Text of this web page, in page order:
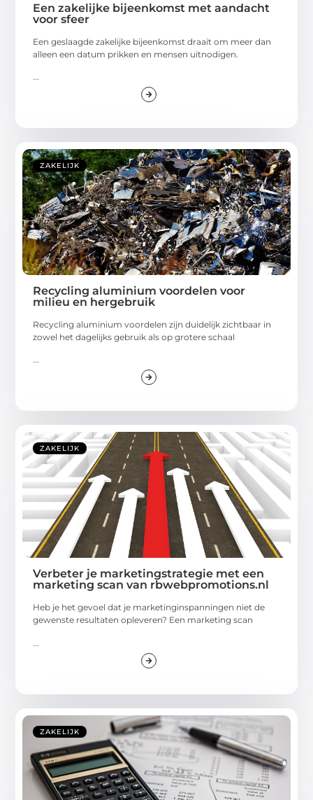
Een zakelijke bijeenkomst met aandacht
voor sfeer
Een geslaagde zakelijke bijeenkomst draait om meer dan
alleen een datum prikken en mensen uitnodigen.
ZAKELIJK
Recycling aluminium voordelen voor
milieu en hergebruik
Recycling aluminium voordelen zijn duidelijk zichtbaar in
zowel het dagelijks gebruik als op grotere schaal
...
ZAKELIJK
Verbeter je marketingstrategie met een
marketing scan van rbwebpromotions.nl
Heb je het gevoel dat je marketinginspanningen niet de
gewenste resultaten opleveren? Een marketing scan
ZAKELIJK